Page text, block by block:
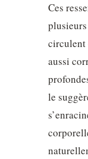
Ces
circulent
aussi
le